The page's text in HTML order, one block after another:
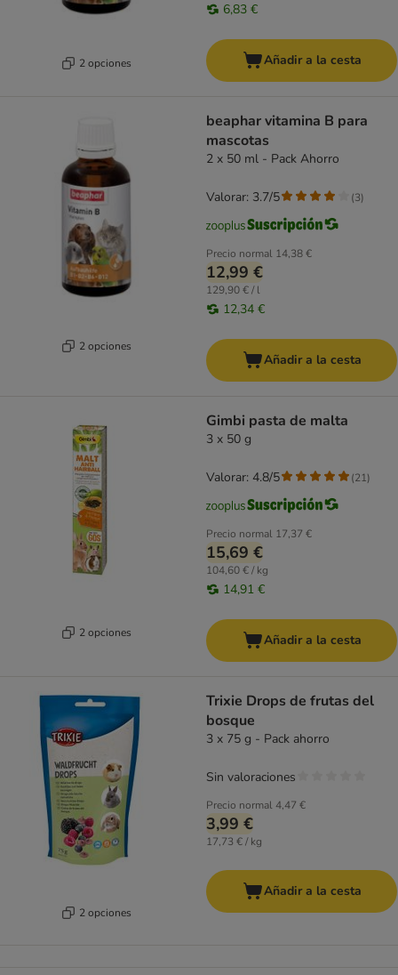
2 opciones
6,83 €
Añadir a la cesta
2 opciones
beaphar vitamina B para
mascotas
2 x 50 ml - Pack Ahorro
Precio normal 14,38 €
12,99 €
129,90 € / l
12,34 €
Valorar: 3.7/5 (3)
Añadir a la cesta
2 opciones
Gimbi pasta de malta
3 x 50 g
Precio normal 17,37 €
15,69 €
104,60 € / kg
14,91 €
Valorar: 4.8/5 (21)
Añadir a la cesta
2 opciones
Trixie Drops de frutas del
bosque
3 x 75 g - Pack ahorro
Precio normal4,47 €
3,99 €
17,73 € / kg
Sin valoraciones
Añadir a la cesta